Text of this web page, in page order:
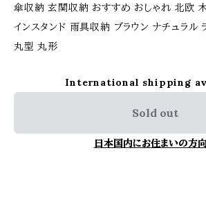
傘収納 玄関収納 おすすめ おしゃれ 北欧
インスタンド 雨具収納 ブラウン ナチュラル
丸型 丸形
International shipping
Sold out
日本国内にお住まいの方